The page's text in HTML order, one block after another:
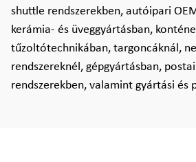
shuttle rendszerekben, autóipari
kerámia- és üveggyártásban,
tűzoltótechnikában, targoncáknál,
rendszereknél, gépgyártásban,
rendszerekben, valamint gyártási és